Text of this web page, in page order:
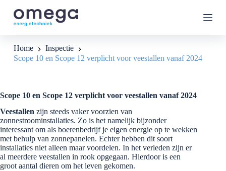
G
n
h
o
u
d
Home
Inspectie
Scope 10 en Scope 12 verplicht voor veestallen vanaf 2024
Scope 10 en Scope 12 verplicht voor veestallen vanaf 2024
Veestallen zijn steeds vaker voorzien van
zonnestroominstallaties. Zo is het namelijk bijzonder
interessant om als boerenbedrijf je eigen energie op te wekken
met behulp van zonnepanelen. Echter hebben dit soort
installaties niet alleen maar voordelen. In het verleden zijn er
al meerdere veestallen in rook opgegaan. Hierdoor is een
groot aantal dieren om het leven gekomen.